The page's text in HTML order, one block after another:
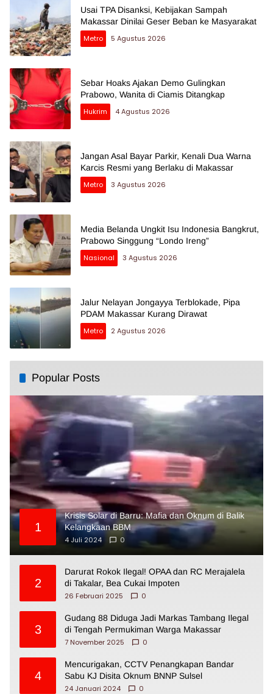
Usai TPA Disanksi, Kebijakan Sampah
Makassar Dinilai Geser Beban ke Masyarakat
Metro
5 Agustus 2026
Sebar Hoaks Ajakan Demo Gulingkan
Prabowo, Wanita di Ciamis Ditangkap
Hukrim
4 Agustus 2026
Jangan Asal Bayar Parkir, Kenali Dua Warna
Karcis Resmi yang Berlaku di Makassar
Metro
3 Agustus 2026
Media Belanda Ungkit Isu Indonesia Bangkrut,
Prabowo Singgung “Londo Ireng”
Nasional
3 Agustus 2026
Jalur Nelayan Jongayya Terblokade, Pipa
PDAM Makassar Kurang Dirawat
Metro
2 Agustus 2026
Popular Posts
1
Krisis Solar di Barru: Mafia dan Oknum di Balik
Kelangkaan BBM
4 Juli 2024
0
2
Darurat Rokok Ilegal! OPAA dan RC Merajalela
di Takalar, Bea Cukai Impoten
26 Februari 2025
0
3
Gudang 88 Diduga Jadi Markas Tambang Ilegal
di Tengah Permukiman Warga Makassar
7 November 2025
0
4
Mencurigakan, CCTV Penangkapan Bandar
Sabu KJ Disita Oknum BNNP Sulsel
24 Januari 2024
0